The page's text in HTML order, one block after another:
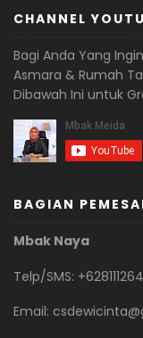
CHANNEL
Bagi Anda Yang
Asmara & Rumah
Dibawah Ini untuk
BAGIAN
Mbak Naya
Telp/SMS:
Email: